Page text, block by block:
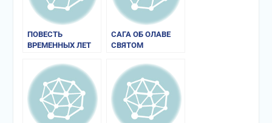
ПОВЕСТЬ
ВРЕМЕННЫХ ЛЕТ
САГА ОБ ОЛАВЕ
СВЯТОМ